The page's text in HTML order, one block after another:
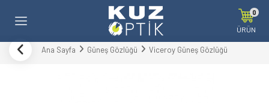
0
ÜRÜN
Ana Sayfa Güneş Gözlüğü Viceroy Güneş Gözlüğü